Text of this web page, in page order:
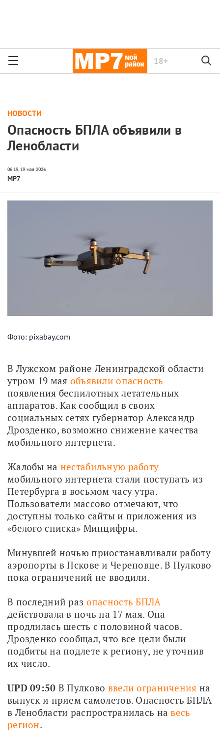
18+
НОВОСТИ
Опасность БПЛА объявили в
Ленобласти
МР7
Фото: pixabay.com
В Лужском районе Ленинградской области
утром 19 мая объявили опасность
появления беспилотных летательных
аппаратов. Как сообщил в своих
социальных сетях губернатор Александр
Дрозденко, возможно снижение качества
мобильного интернета.
Жалобы на нестабильную работу
мобильного интернета стали поступать из
Петербурга в восьмом часу утра.
Пользователи массово отмечают, что
доступны только сайты и приложения из
«белого списка» Минцифры.
Минувшей ночью приостанавливали работу
аэропорты в Пскове и Череповце. В Пулково
пока ограничений не вводили.
В последний раз опасность БПЛА
действовала в ночь на 17 мая. Она
продлилась шесть с половиной часов.
Дрозденко сообщал, что все цели были
подбиты на подлете к региону, не уточнив
их число.
UPD 09:50 В Пулково ввели ограничения на
выпуск и прием самолетов. Опасность БПЛА
в Ленобласти распространилась на весь
регион.